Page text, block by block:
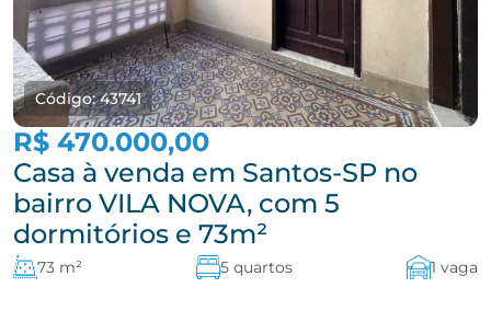
Código: 43741
R$ 470.000,00
Casa à venda em Santos-SP no
bairro VILA NOVA, com 5
dormitórios e 73m²
73 m² 5 quartos 1 vaga